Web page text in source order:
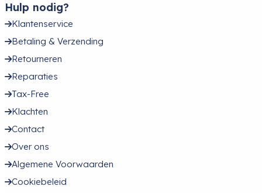
Hulp nodig?
Klantenservice
Betaling & Verzending
Retourneren
Reparaties
Tax-Free
Klachten
Contact
Over ons
Algemene Voorwaarden
Cookiebeleid